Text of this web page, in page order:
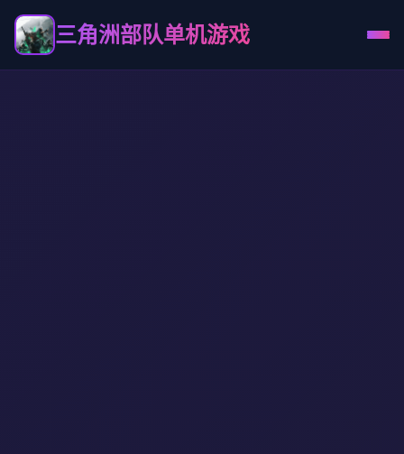
三角洲部队单机游戏